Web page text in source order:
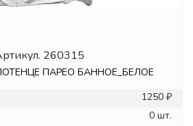
260315
ПАРЕО БАННОЕ_БЕЛОЕ
1250 ₽
0 шт.